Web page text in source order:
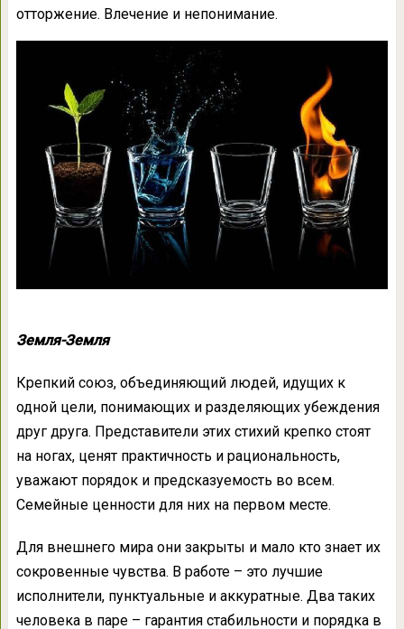
отторжение. Влечение и непонимание.
Земля-Земля
Крепкий союз, объединяющий людей, идущих к
одной цели, понимающих и разделяющих убеждения
друг друга. Представители этих стихий крепко стоят
на ногах, ценят практичность и рациональность,
уважают порядок и предсказуемость во всем.
Семейные ценности для них на первом месте.
Для внешнего мира они закрыты и мало кто знает их
сокровенные чувства. В работе – это лучшие
исполнители, пунктуальные и аккуратные. Два таких
человека в паре – гарантия стабильности и порядка в